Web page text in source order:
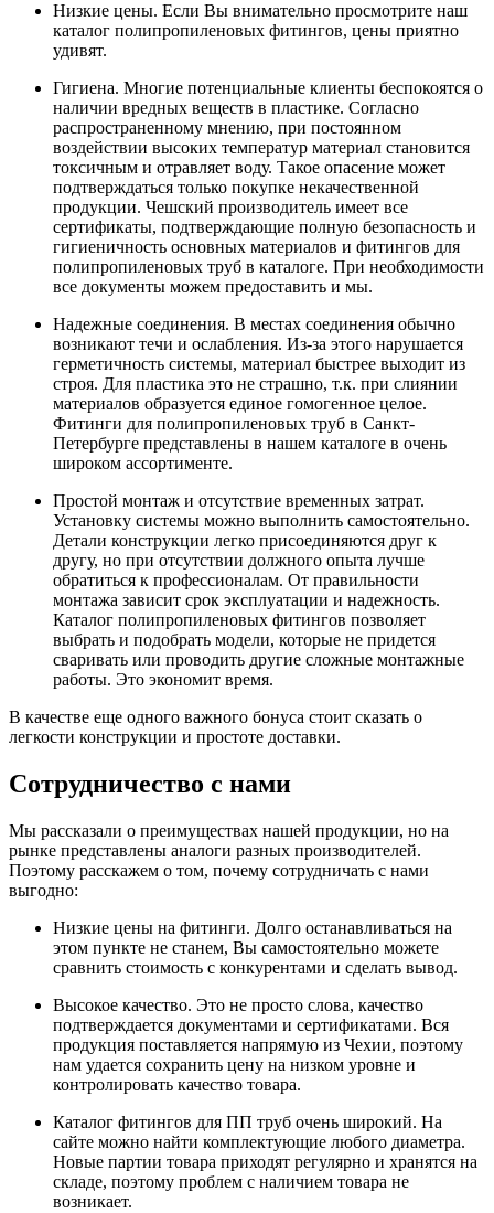
Низкие цены. Если Вы внимательно просмотрите наш
каталог полипропиленовых фитингов, цены приятно
удивят.
Гигиена. Многие потенциальные клиенты беспокоятся о
наличии вредных веществ в пластике. Согласно
распространенному мнению, при постоянном
воздействии высоких температур материал становится
токсичным и отравляет воду. Такое опасение может
подтверждаться только покупке некачественной
продукции. Чешский производитель имеет все
сертификаты, подтверждающие полную безопасность и
гигиеничность основных материалов и фитингов для
полипропиленовых труб в каталоге. При необходимости
все документы можем предоставить и мы.
Надежные соединения. В местах соединения обычно
возникают течи и ослабления. Из-за этого нарушается
герметичность системы, материал быстрее выходит из
строя. Для пластика это не страшно, т.к. при слиянии
материалов образуется единое гомогенное целое.
Фитинги для полипропиленовых труб в Санкт-
Петербурге представлены в нашем каталоге в очень
широком ассортименте.
Простой монтаж и отсутствие временных затрат.
Установку системы можно выполнить самостоятельно.
Детали конструкции легко присоединяются друг к
другу, но при отсутствии должного опыта лучше
обратиться к профессионалам. От правильности
монтажа зависит срок эксплуатации и надежность.
Каталог полипропиленовых фитингов позволяет
выбрать и подобрать модели, которые не придется
сваривать или проводить другие сложные монтажные
работы. Это экономит время.
В качестве еще одного важного бонуса стоит сказать о
легкости конструкции и простоте доставки.
Сотрудничество с нами
Мы рассказали о преимуществах нашей продукции, но на
рынке представлены аналоги разных производителей.
Поэтому расскажем о том, почему сотрудничать с нами
выгодно:
Низкие цены на фитинги. Долго останавливаться на
этом пункте не станем, Вы самостоятельно можете
сравнить стоимость с конкурентами и сделать вывод.
Высокое качество. Это не просто слова, качество
подтверждается документами и сертификатами. Вся
продукция поставляется напрямую из Чехии, поэтому
нам удается сохранить цену на низком уровне и
контролировать качество товара.
Каталог фитингов для ПП труб очень широкий. На
сайте можно найти комплектующие любого диаметра.
Новые партии товара приходят регулярно и хранятся на
складе, поэтому проблем с наличием товара не
возникает.